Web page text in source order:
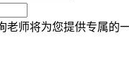
老师将为您提供专属的